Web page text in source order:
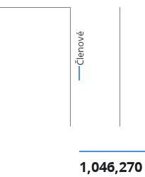
Členové
1,046,270